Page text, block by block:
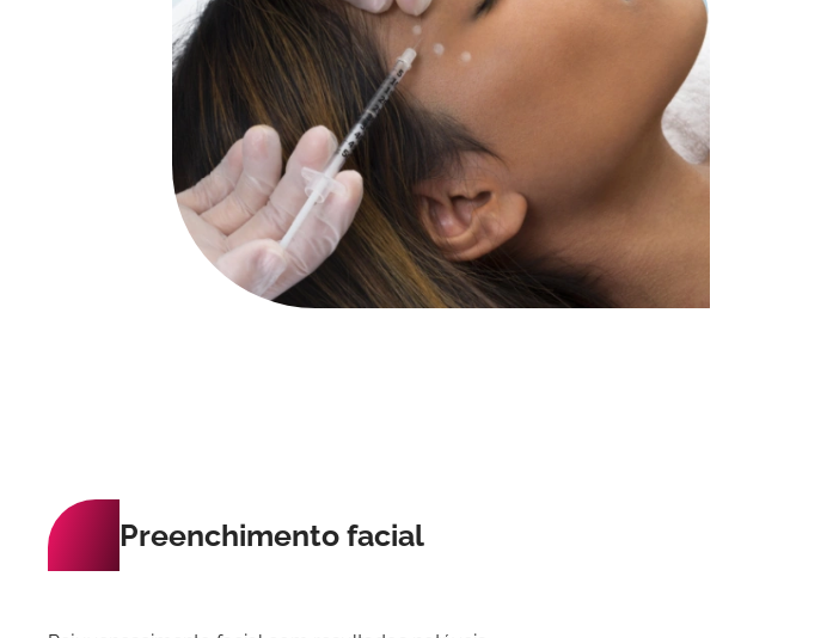
Preenchimento facial